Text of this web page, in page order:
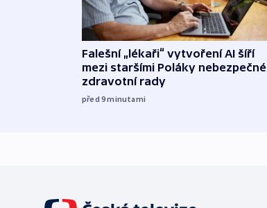
Falešní „lékaři“ vytvoření AI šíří
mezi staršími Poláky nebezpečné
zdravotní rady
před 9minutami